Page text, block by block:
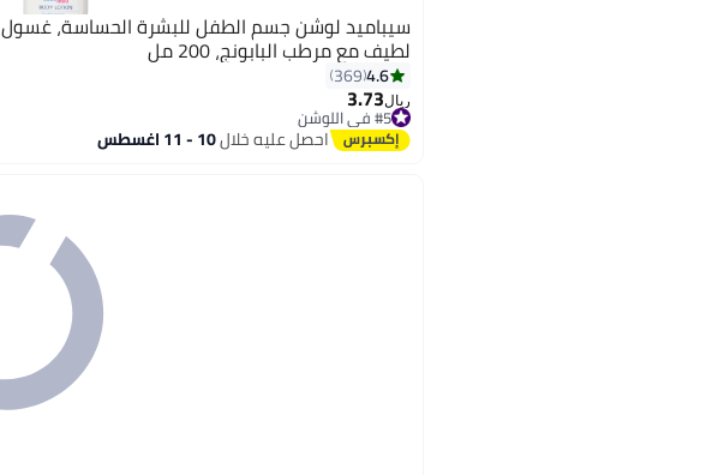
سيباميد لوشن جسم الطفل للبشرة الحساسة، غسول
لطيف مع مرطب البابونج، 200 مل
4.6
369
ريال3.73
#5 في اللوشن
#5 في اللوشن احصل عليه خلال10 - 11 اغسطس